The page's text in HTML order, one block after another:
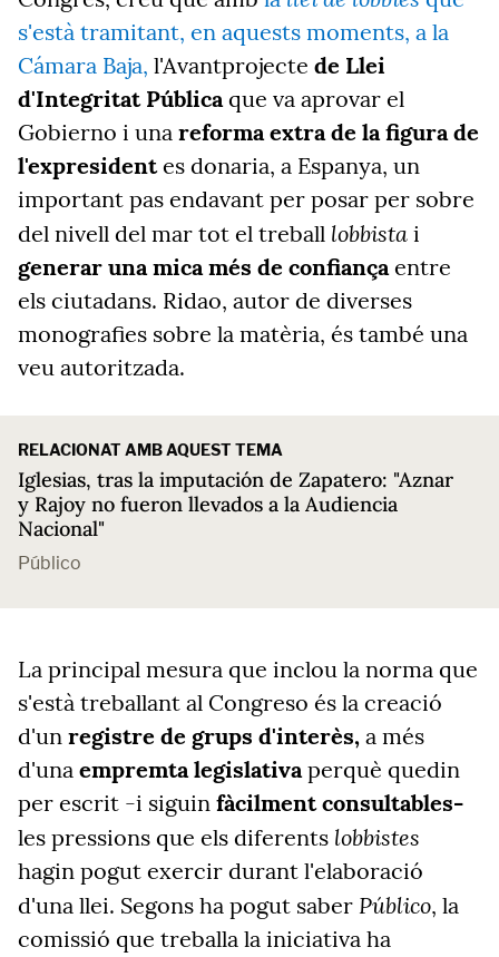
s'està tramitant, en aquests moments, a la
Cámara Baja, l'Avantprojecte de Llei
d'Integritat Públicaque va aprovar el
Gobierno i una reforma extra de la figura de
l'expresidentes donaria, a Espanya, un
important pas endavant per posar per sobre
del nivell del mar tot el treball lobbista i
generar una mica més de confiançaentre
els ciutadans. Ridao, autor de diverses
monografies sobre la matèria, és també una
veu autoritzada.
RELACIONAT AMB AQUEST TEMA
Iglesias, tras la imputación de Zapatero: "Aznar
y Rajoy no fueron llevados a la Audiencia
Nacional"
Público
La principal mesura que inclou la norma que
s'està treballant al Congreso és la creació
d'un registre de grups d'interès, a més
d'una empremta legislativaperquè quedin
per escrit -i siguin fàcilment consultables-
les pressions que els diferents lobbistes
hagin pogut exercir durant l'elaboració
d'una llei. Segons ha pogut saber Público, la
comissió que treballa la iniciativa ha